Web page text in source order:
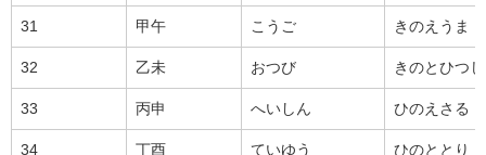
31 甲午 こうご きのえうま
32 乙未 おつび きのとひつじ
33 丙申 へいしん ひのえさる
34 丁酉 ていゆう ひのととり